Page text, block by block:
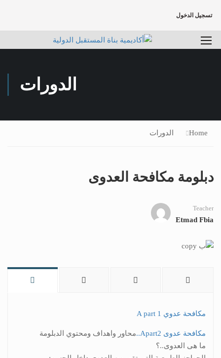
تسجيل الدخول
الدورات
Home الدورات
دبلومة مكافحة العدوى
Teacher
Etmad Fbia
مكافحة عدوي A part 1
مكافحة عدوى Apart2..
محاور واهداف ومحتوي الدبلومة
ما هى العدوى..؟